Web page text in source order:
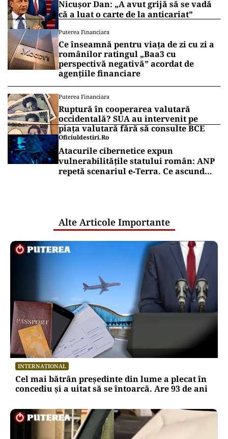
Nicușor Dan: „A avut grijă să se vadă
că a luat o carte de la anticariat”
Puterea Financiara
Ce înseamnă pentru viața de zi cu zi a
românilor ratingul „Baa3 cu
perspectivă negativă” acordat de
agențiile financiare
Puterea Financiara
Ruptură în cooperarea valutară
occidentală? SUA au intervenit pe
piața valutară fără să consulte BCE
Oficiuldestiri.ro
Atacurile cibernetice expun
vulnerabilitățile statului român: ANP
repetă scenariul e‑Terra. Ce ascund
Alte Articole Importante
INTERNAȚIONAL
Cel mai bătrân președinte din lume a plecat în
concediu și a uitat să se întoarcă. Are 93 de ani